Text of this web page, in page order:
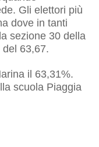
Gli elettori più
dove in tanti
sezione 30 della
63,67.
il 63,31%.
scuola Piaggia